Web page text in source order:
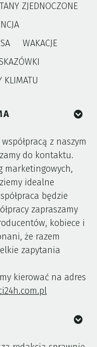
ZJEDNOCZONE
WAKACJE
KLIMATU
z naszym
do kontaktu.
marketingowych,
idealne
będzie
zapraszamy
kobiece i
że razem
zapytania
kierować na adres